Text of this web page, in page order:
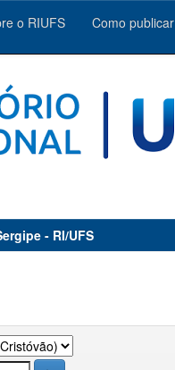
o RIUFS Como publicar
- RI/UFS